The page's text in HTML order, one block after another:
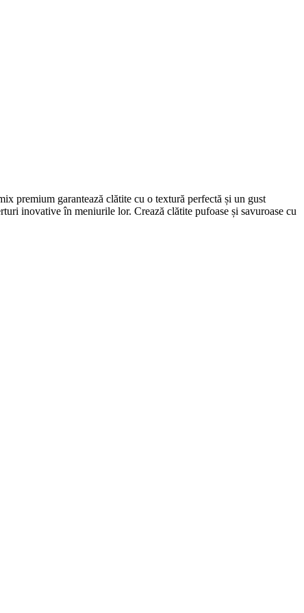
premium garantează clătite cu o textură perfectă și un gust
inovative în meniurile lor. Crează clătite pufoase și savuroase cu